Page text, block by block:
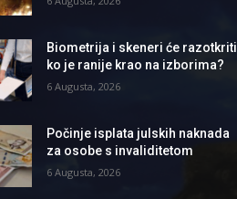
Biometrija i skeneri će razotkriti
ko je ranije krao na izborima?
6 Augusta, 2026
Počinje isplata julskih naknada
za osobe s invaliditetom
6 Augusta, 2026